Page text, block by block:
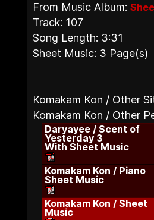
From Music Album:
Track: 107
Song Length: 3:31
Sheet Music: 3 Page(s)
Komakam Kon / Other
Komakam Kon / Other
Daryayee / Scent of
Yesterday 3
With Sheet Music
Komakam Kon / Piano
Sheet Music
Komakam Kon / Sheet
Music